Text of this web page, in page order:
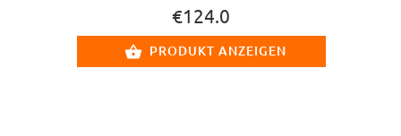
€124.0
PRODUKT ANZEIGEN